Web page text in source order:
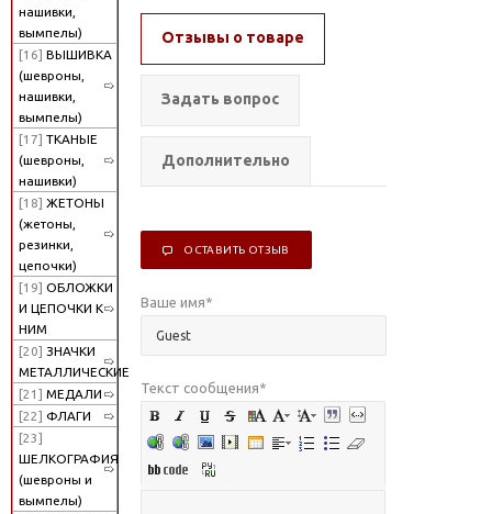
нашивки,
вымпелы)
[16] ВЫШИВКА
(шевроны,
нашивки,
вымпелы)
[17] ТКАНЫЕ
(шевроны,
нашивки)
[18] ЖЕТОНЫ
(жетоны,
резинки,
цепочки)
[19] ОБЛОЖКИ
И ЦЕПОЧКИ К
НИМ
[20] ЗНАЧКИ
МЕТАЛЛИЧЕСКИЕ
[21] МЕДАЛИ
[22] ФЛАГИ
[23]
ШЕЛКОГРАФИЯ
(шевроны и
вымпелы)
Отзывы о товаре
Задать вопрос
Дополнительно
ОСТАВИТЬ ОТЗЫВ
Ваше имя*
Текст сообщения*